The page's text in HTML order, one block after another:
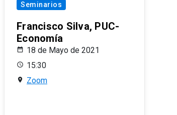
Seminarios
Francisco Silva, PUC-
Economía
18 de Mayo de 2021
15:30
Zoom